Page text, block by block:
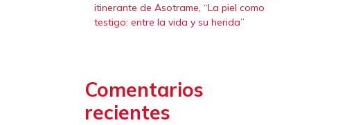
itinerante de Asotrame, “La piel como
testigo: entre la vida y su herida”
Comentarios
recientes